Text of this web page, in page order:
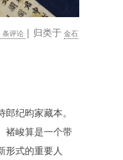
条评论 | 归类于 金石
纪昀家藏本。
褚峻算是一个带
形式的重要人